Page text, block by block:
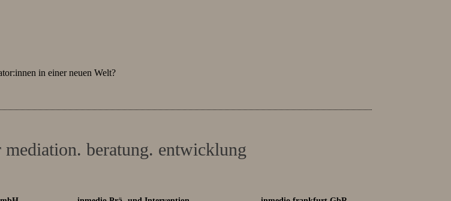
in einer neuen Welt?
beratung. entwicklung